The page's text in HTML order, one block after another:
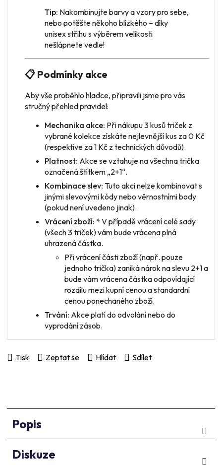
Tip: Nakombinujte barvy a vzory pro sebe,
nebo potěšte někoho blízkého – díky
unisex střihu s výběrem velikosti
nešlápnete vedle!
📋 Podmínky akce
Aby vše proběhlo hladce, připravili jsme pro vás
stručný přehled pravidel:
Mechanika akce: Při nákupu 3 kusů triček z
vybrané kolekce získáte nejlevnější kus za 0 Kč
(respektive za 1 Kč z technických důvodů).
Platnost: Akce se vztahuje na všechna trička
označená štítkem „2+1“.
Kombinace slev: Tuto akci nelze kombinovat s
jinými slevovými kódy nebo věrnostními body
(pokud není uvedeno jinak).
Vrácení zboží: * V případě vrácenícelé sady
(všech 3 triček) vám bude vrácena plná
uhrazená částka.
Při vráceníčásti zboží(např. pouze
jednoho trička) zaniká nárok na slevu 2+1 a
bude vám vrácena částka odpovídající
rozdílu mezi kupní cenou a standardní
cenou ponechaného zboží.
Trvání: Akce platí do odvolání nebo do
vyprodání zásob.
Tisk Zeptat se Hlídat Sdílet
Popis
Diskuze